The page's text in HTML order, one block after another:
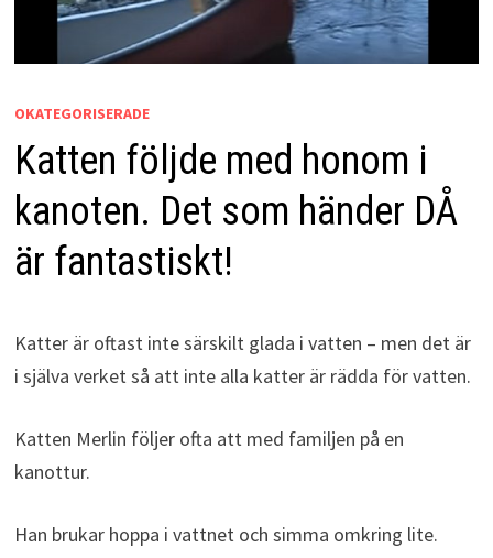
OKATEGORISERADE
Katten följde med honom i
kanoten. Det som händer DÅ
är fantastiskt!
Katter är oftast inte särskilt glada i vatten – men det är
i själva verket så att inte alla katter är rädda för vatten.
Katten Merlin följer ofta att med familjen på en
kanottur.
Han brukar hoppa i vattnet och simma omkring lite.